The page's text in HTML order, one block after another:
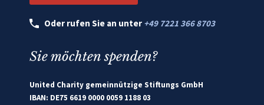
Oder rufen Sie an unter +49 7221 366 8703
Sie möchten spenden?
United Charity gemeinnützige Stiftungs GmbH
IBAN: DE75 6619 0000 0059 1188 03